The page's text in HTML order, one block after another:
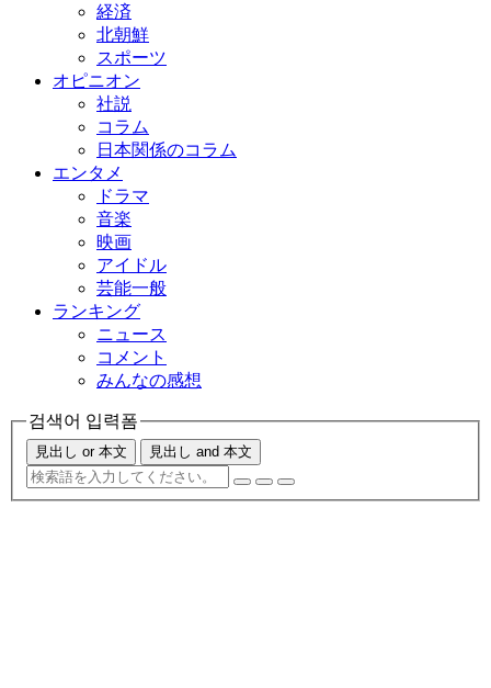
経済
北朝鮮
スポーツ
オピニオン
社説
コラム
日本関係のコラム
エンタメ
ドラマ
音楽
映画
アイドル
芸能一般
ランキング
ニュース
コメント
みんなの感想
검색어 입력폼
見出し or 本文 見出し and 本文